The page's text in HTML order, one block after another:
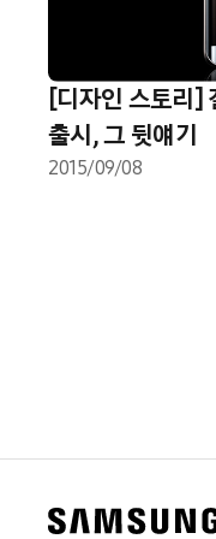
[디자인 스토리]
출시, 그 뒷얘기
2015/09/08